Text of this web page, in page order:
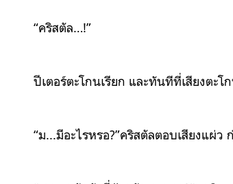
“คริสตัล…!”
ปีเตอร์ตะโกนเรียก และทันทีที่เสียงตะ
“ม...มีอะไรหรอ?”คริสตัลตอบเสียงแผ่